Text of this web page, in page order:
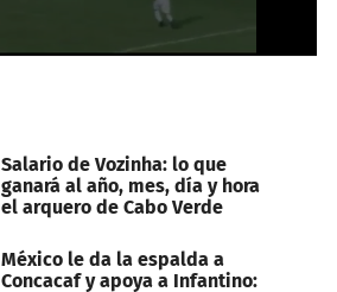
Salario de Vozinha: lo que
ganará al año, mes, día y hora
el arquero de Cabo Verde
México le da la espalda a
Concacaf y apoya a Infantino: